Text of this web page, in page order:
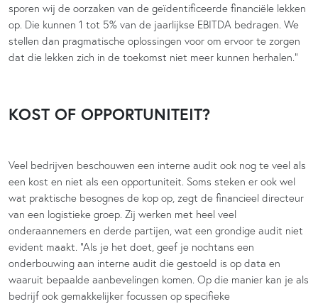
sporen wij de oorzaken van de geïdentificeerde financiële lekken
op. Die kunnen 1 tot 5% van de jaarlijkse EBITDA bedragen. We
stellen dan pragmatische oplossingen voor om ervoor te zorgen
dat die lekken zich in de toekomst niet meer kunnen herhalen.”
KOST OF OPPORTUNITEIT?
Veel bedrijven beschouwen een interne audit ook nog te veel als
een kost en niet als een opportuniteit. Soms steken er ook wel
wat praktische besognes de kop op, zegt de financieel directeur
van een logistieke groep. Zij werken met heel veel
onderaannemers en derde partijen, wat een grondige audit niet
evident maakt. “Als je het doet, geef je nochtans een
onderbouwing aan interne audit die gestoeld is op data en
waaruit bepaalde aanbevelingen komen. Op die manier kan je als
bedrijf ook gemakkelijker focussen op specifieke